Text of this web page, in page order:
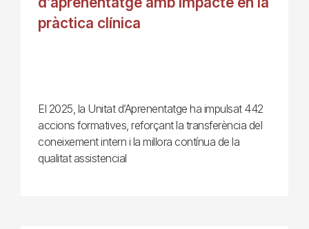
pràctica clínica
El 2025, la Unitat d’Aprenentatge ha impulsat 442
accions formatives, reforçant la transferència del
coneixement intern i la millora contínua de la
qualitat assistencial